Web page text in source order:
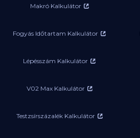
Makró Kalkulátor
Fogyás Időtartam Kalkulátor
Lépésszám Kalkulátor
V02 Max Kalkulátor
Testzsírszázalék Kalkulátor